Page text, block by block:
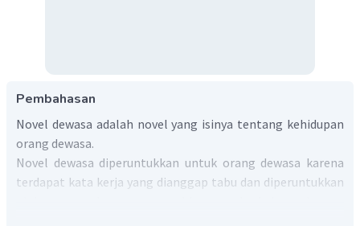
Pembahasan
Novel dewasa adalah novel yang isinya tentang kehidupan
orang dewasa.
Novel dewasa diperuntukkan untuk orang dewasa karena
terdapat kata kerja yang dianggap tabu dan diperuntukkan